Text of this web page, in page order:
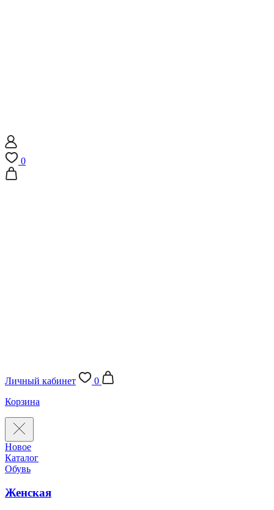
0
Личный кабинет
0
Корзина
Новое
Каталог
Обувь
Женская